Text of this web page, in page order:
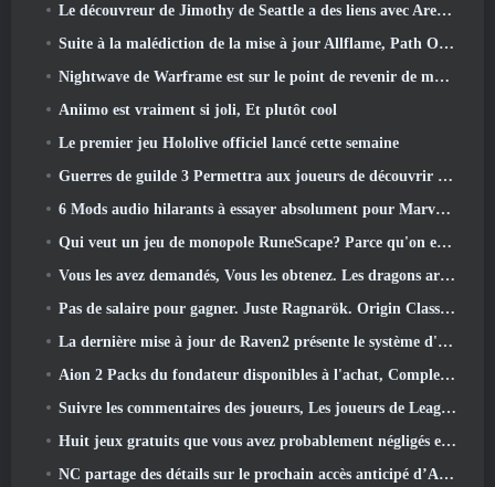
Le découvreur de Jimothy de Seattle a des liens avec ArenaNet, Alors bien sûr, ils l’ajoutent à Guild Wars 2
Suite à la malédiction de la mise à jour Allflame, Path Of Exile annonce plusieurs changements basés sur les commentaires
Nightwave de Warframe est sur le point de revenir de manière choquante
Aniimo est vraiment si joli, Et plutôt cool
Le premier jeu Hololive officiel lancé cette semaine
Guerres de guilde 3 Permettra aux joueurs de découvrir le monde de la Tyrie avant le réveil des dragons anciens
6 Mods audio hilarants à essayer absolument pour Marvel Rivals
Qui veut un jeu de monopole RuneScape? Parce qu'on est en route
Vous les avez demandés, Vous les obtenez. Les dragons arrivent sur Albion Online
Pas de salaire pour gagner. Juste Ragnarök. Origin Classic est lancé en juillet 23
La dernière mise à jour de Raven2 présente le système d'éveil des compétences, Donner aux joueurs plus de moyens d'améliorer leurs compétences
Aion 2 Packs du fondateur disponibles à l'achat, Complet avec cinq jours d'accès anticipé
Suivre les commentaires des joueurs, Les joueurs de League Of Legends Classic n’auront pas à payer pour les skins classiques
Huit jeux gratuits que vous avez probablement négligés et qui font partie du Train Fest de Steam
NC partage des détails sur le prochain accès anticipé d’Aion 2